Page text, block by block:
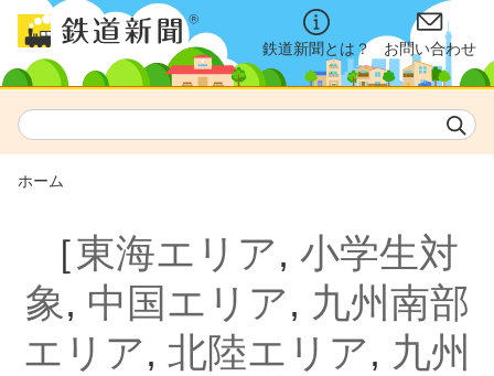
鉄道新聞とは？ お問い合わせ
ホーム
［東海エリア, 小学生対
象, 中国エリア, 九州南部
エリア, 北陸エリア, 九州